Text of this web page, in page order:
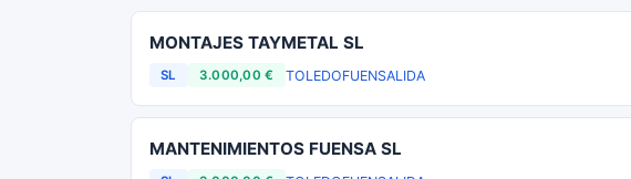
MONTAJES TAYMETAL SL
SL 3.000,00 € TOLEDOFUENSALIDA
MANTENIMIENTOS FUENSA SL